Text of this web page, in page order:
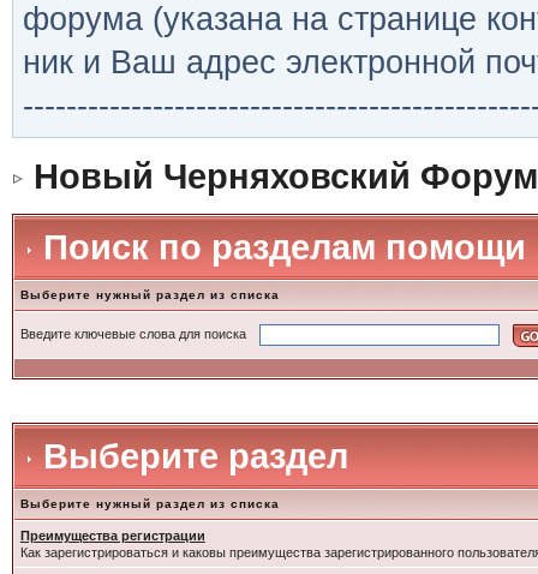
форума (указана на странице
ник и Ваш адрес электронной
Новый Черняховский Форум
Поиск по разделам помощи
Выберите нужный раздел из списка
Введите ключевые слова для поиска
Выберите раздел
Выберите нужный раздел из списка
Преимущества регистрации
Как зарегистрироваться и каковы преимущества зарегистрированного